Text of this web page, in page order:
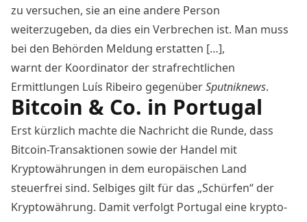
zu versuchen, sie an eine andere Person
weiterzugeben, da dies ein Verbrechen ist. Man muss
bei den Behörden Meldung erstatten […],
warnt der Koordinator der strafrechtlichen
Ermittlungen Luís Ribeiro gegenüberSputniknews.
Bitcoin & Co. in Portugal
Erst kürzlich machte die Nachricht die Runde, dass
Bitcoin-Transaktionen sowie der Handel mit
Kryptowährungen in dem europäischen Land
steuerfrei sind. Selbiges gilt für das „Schürfen“ der
Kryptowährung. Damit verfolgt Portugal eine krypto-